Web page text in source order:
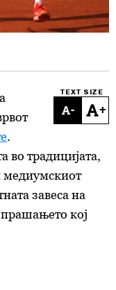
TEXT SIZE
- +
.
во традицијата,
медиумскиот
завеса на
кој